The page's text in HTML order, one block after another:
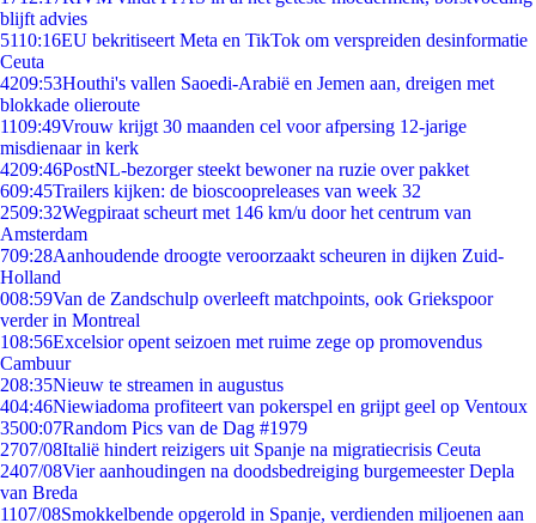
blijft advies
5110:16EU bekritiseert Meta en TikTok om verspreiden desinformatie
Ceuta
4209:53Houthi's vallen Saoedi-Arabië en Jemen aan, dreigen met
blokkade olieroute
1109:49Vrouw krijgt 30 maanden cel voor afpersing 12-jarige
misdienaar in kerk
4209:46PostNL-bezorger steekt bewoner na ruzie over pakket
609:45Trailers kijken: de bioscoopreleases van week 32
2509:32Wegpiraat scheurt met 146 km/u door het centrum van
Amsterdam
709:28Aanhoudende droogte veroorzaakt scheuren in dijken Zuid-
Holland
008:59Van de Zandschulp overleeft matchpoints, ook Griekspoor
verder in Montreal
108:56Excelsior opent seizoen met ruime zege op promovendus
Cambuur
208:35Nieuw te streamen in augustus
404:46Niewiadoma profiteert van pokerspel en grijpt geel op Ventoux
3500:07Random Pics van de Dag #1979
2707/08Italië hindert reizigers uit Spanje na migratiecrisis Ceuta
2407/08Vier aanhoudingen na doodsbedreiging burgemeester Depla
van Breda
1107/08Smokkelbende opgerold in Spanje, verdienden miljoenen aan